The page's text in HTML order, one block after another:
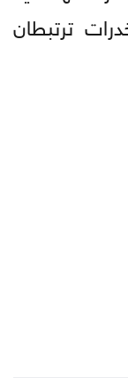
ترتبطان